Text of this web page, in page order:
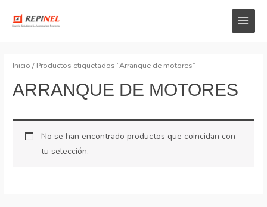
Inicio / Productos etiquetados “Arranque de motores”
ARRANQUE DE MOTORES
No se han encontrado productos que coincidan con
tu selección.